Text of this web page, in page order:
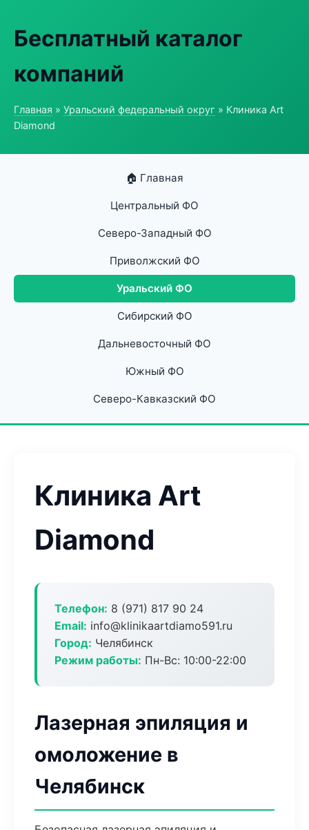
Бесплатный каталог
компаний
Главная » Уральский федеральный округ » Клиника Art
Diamond
🏠 Главная
Центральный ФО
Северо-Западный ФО
Приволжский ФО
Уральский ФО
Сибирский ФО
Дальневосточный ФО
Южный ФО
Северо-Кавказский ФО
Клиника Art
Diamond
Телефон: 8 (971) 817 90 24
Email: info@klinikaartdiamo591.ru
Город: Челябинск
Режим работы: Пн-Вс: 10:00-22:00
Лазерная эпиляция и
омоложение в
Челябинск